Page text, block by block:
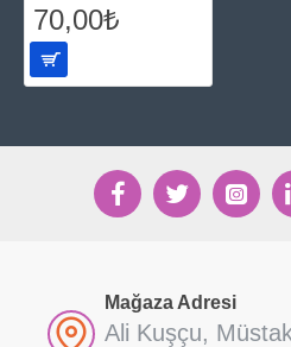
70,00₺
Mağaza Adresi
Ali Kuşçu,